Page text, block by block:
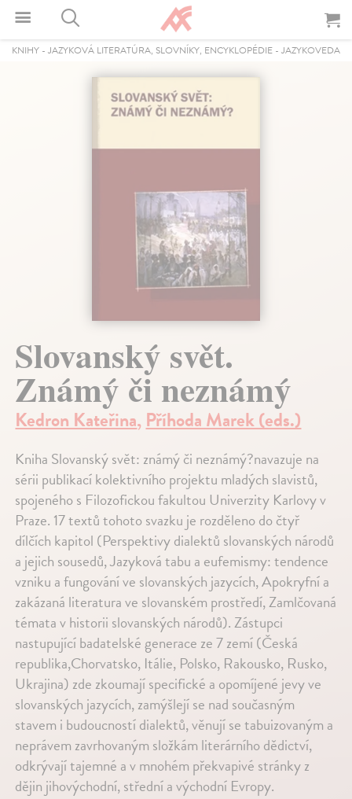
KNIHY - JAZYKOVÁ LITERATÚRA, SLOVNÍKY, ENCYKLOPÉDIE - JAZYKOVEDA
Slovanský svět.
Známý či neznámý
Kedron Kateřina,Příhoda Marek (eds.)
Kniha Slovanský svět: známý či neznámý?navazuje na
sérii publikací kolektivního projektu mladých slavistů,
spojeného s Filozofickou fakultou Univerzity Karlovy v
Praze. 17 textů tohoto svazku je rozděleno do čtyř
dílčích kapitol (Perspektivy dialektů slovanských národů
a jejich sousedů, Jazyková tabu a eufemismy: tendence
vzniku a fungování ve slovanských jazycích, Apokryfní a
zakázaná literatura ve slovanském prostředí, Zamlčovaná
témata v historii slovanských národů). Zástupci
nastupující badatelské generace ze 7 zemí (Česká
republika,Chorvatsko, Itálie, Polsko, Rakousko, Rusko,
Ukrajina) zde zkoumají specifické a opomíjené jevy ve
slovanských jazycích, zamýšlejí se nad současným
stavem i budoucností dialektů, věnují se tabuizovaným a
neprávem zavrhovaným složkám literárního dědictví,
odkrývají tajemné a v mnohém překvapivé stránky z
dějin jihovýchodní, střední a východní Evropy.